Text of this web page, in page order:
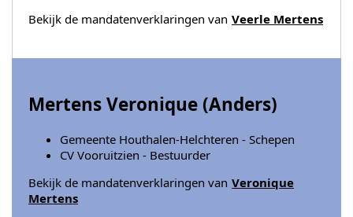
Bekijk de mandatenverklaringen van Veerle Mertens
Mertens Veronique (Anders)
Gemeente Houthalen-Helchteren - Schepen
CV Vooruitzien - Bestuurder
Bekijk de mandatenverklaringen van Veronique
Mertens